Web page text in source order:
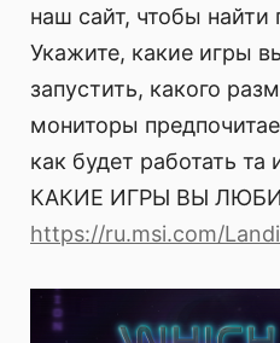
наш сайт, чтобы
Укажите, какие игры
запустить, какого
мониторы
как будет работать та
КАКИЕ ИГРЫ ВЫ
https://ru.msi.com/